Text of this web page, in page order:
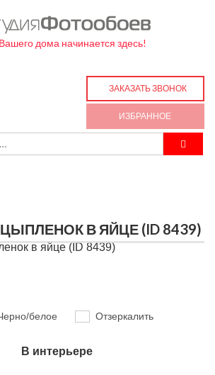
дома начинается здесь!
ЗАКАЗАТЬ ЗВОНОК
ИЗБРАННОЕ
В ЯЙЦЕ (ID 8439)
белое
Отзеркалить
В интерьере